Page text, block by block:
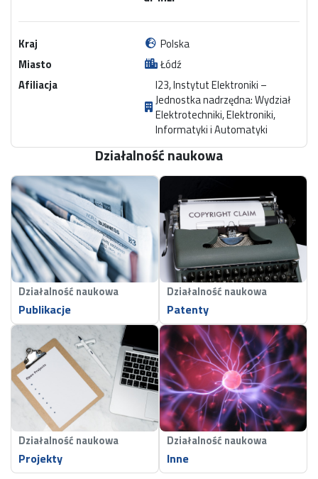
Kraj
Polska
Miasto
Łódź
Afiliacja
I23, Instytut Elektroniki –
Jednostka nadrzędna: Wydział
Elektrotechniki, Elektroniki,
Informatyki i Automatyki
Działalność naukowa
Działalność naukowa
Publikacje
Działalność naukowa
Patenty
Działalność naukowa
Projekty
Działalność naukowa
Inne